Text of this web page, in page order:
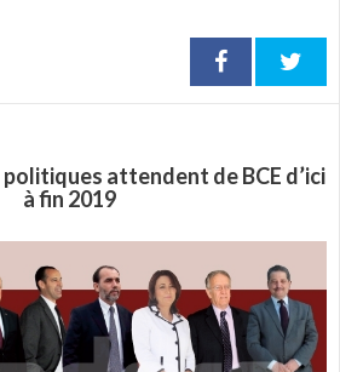
politiques attendent de BCE d’ici
à fin 2019